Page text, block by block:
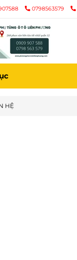
0798563579
HỆ